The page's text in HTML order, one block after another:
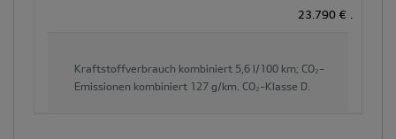
Hauptinhaltsbereich
dynamisch
23.790 €
Kraftstoffverbrauch kombiniert 5,6 l/100 km; CO₂-
Emissionen kombiniert 127 g/km. CO₂-Klasse D.